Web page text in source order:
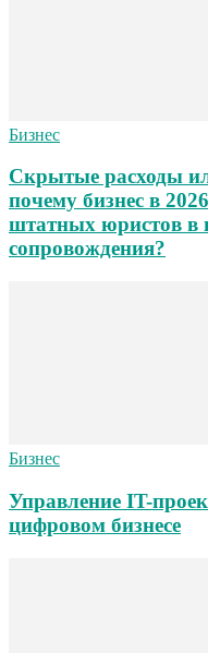
Бизнес
Скрытые расходы
почему бизнес в
штатных юристов в
сопровождения?
Бизнес
Управление IT-
цифровом бизнесе